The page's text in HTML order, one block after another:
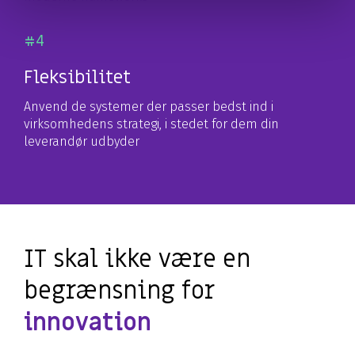
#4
Fleksibilitet
Anvend de systemer der passer bedst ind i
virksomhedens strategi, i stedet for dem din
leverandør udbyder
IT skal ikke være en
begrænsning for
innovation